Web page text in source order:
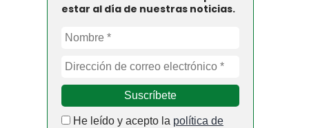
estar al día de nuestras noticias.
He leído y acepto la política de